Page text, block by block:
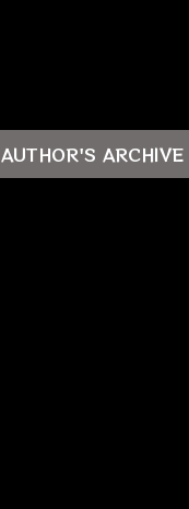
AUTHOR'S ARCHIVE